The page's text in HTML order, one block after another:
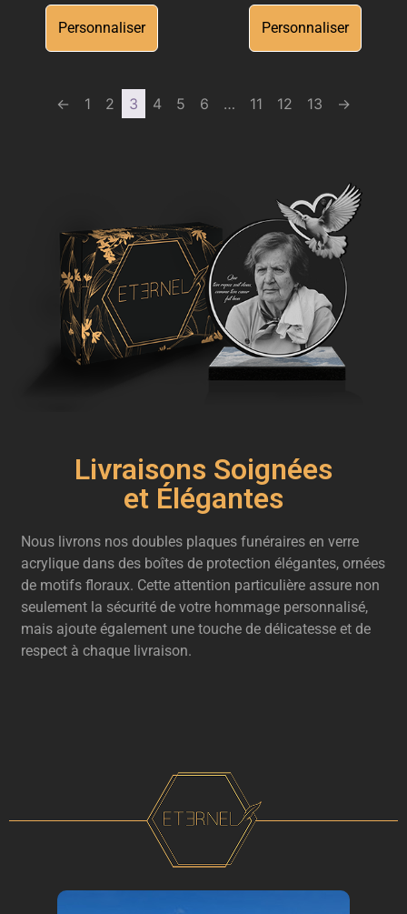
Personnaliser Personnaliser
← 1 2 3 4 5 6 … 11 12 13 →
Livraisons Soignées
et Élégantes
Nous livrons nos doubles plaques funéraires en verre
acrylique dans des boîtes de protection élégantes, ornées
de motifs floraux. Cette attention particulière assure non
seulement la sécurité de votre hommage personnalisé,
mais ajoute également une touche de délicatesse et de
respect à chaque livraison.